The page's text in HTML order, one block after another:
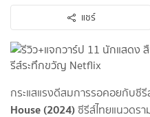
แชร์
กระแสแรงดีสมการรอคอยกับซี
House (2024)ซีรีส์ไทยแนวดร